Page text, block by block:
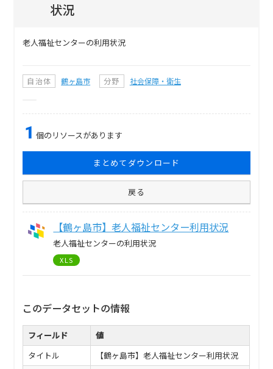
状況
老人福祉センターの利用状況
自治体 鶴ヶ島市 分野 社会保障・衛生
1 個のリソースがあります
まとめてダウンロード
戻る
【鶴ヶ島市】老人福祉センター利用状況
老人福祉センターの利用状況
XLS
このデータセットの情報
フィールド
値
タイトル
【鶴ヶ島市】老人福祉センター利用状況